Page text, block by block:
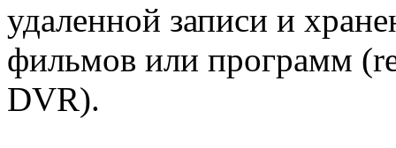
удаленной записи и
фильмов или программ
DVR).